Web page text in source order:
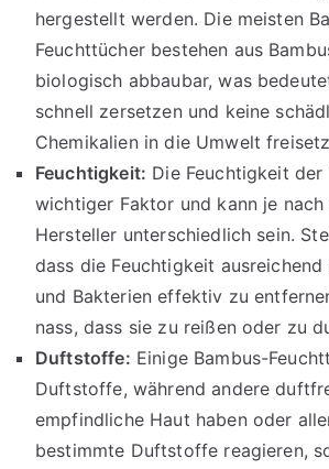
hergestellt werden. Die meisten
Feuchttücher bestehen aus
biologisch abbaubar, was
schnell zersetzen und keine
Chemikalien in die Umwelt
Feuchtigkeit: Die Feuchtigkeit der
wichtiger Faktor und kann je
Hersteller unterschiedlich sein.
dass die Feuchtigkeit
und Bakterien effektiv zu
nass, dass sie zu reißen oder zu
Duftstoffe: Einige Bambus-
Duftstoffe, während andere
empfindliche Haut haben oder
bestimmte Duftstoffe reagieren,